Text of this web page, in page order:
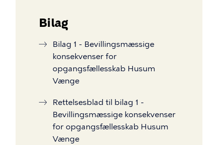
Bilag
Bilag 1 - Bevillingsmæssige
konsekvenser for
opgangsfællesskab Husum
Vænge
Rettelsesblad til bilag 1 -
Bevillingsmæssige konsekvenser
for opgangsfællesskab Husum
Vænge